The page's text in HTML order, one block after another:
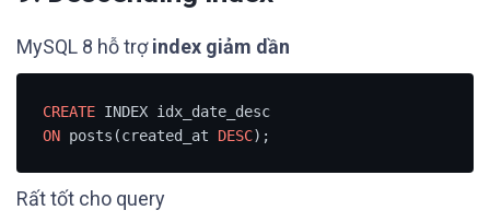
MySQL 8 hỗ trợindex giảm dần
CREATE
INDEX idx_date_desc
ON posts(created_at DESC);
Rất tốt cho query